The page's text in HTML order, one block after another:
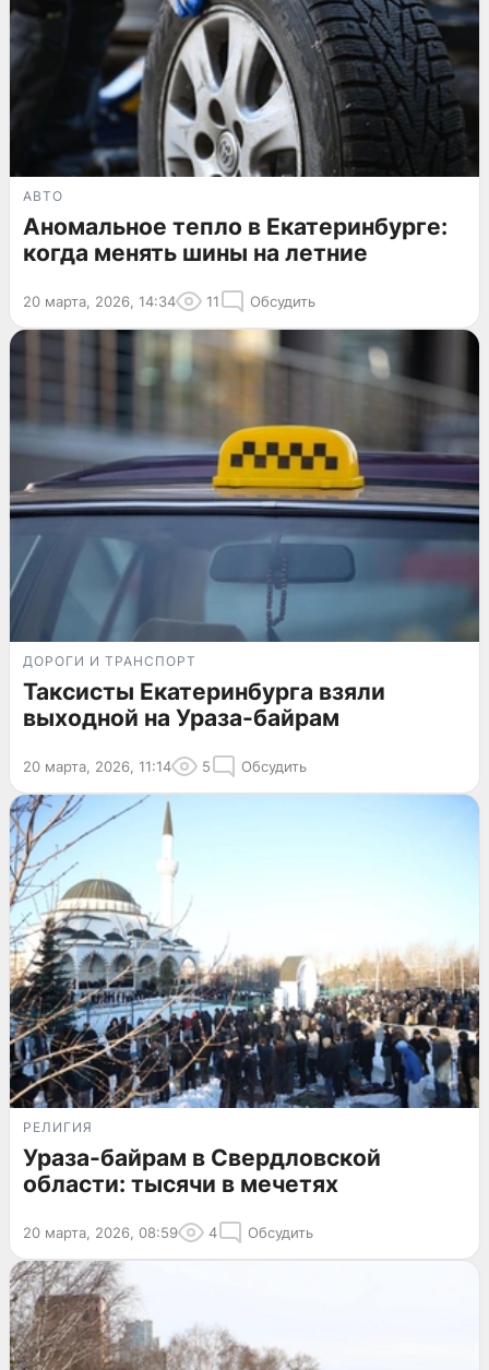
АВТО
Аномальное тепло в Екатеринбурге:
когда менять шины на летние
20 марта, 2026, 14:34 11 Обсудить
ДОРОГИ И ТРАНСПОРТ
Таксисты Екатеринбурга взяли
выходной на Ураза-байрам
20 марта, 2026, 11:14 5 Обсудить
РЕЛИГИЯ
Ураза-байрам в Свердловской
области: тысячи в мечетях
20 марта, 2026, 08:59 4 Обсудить